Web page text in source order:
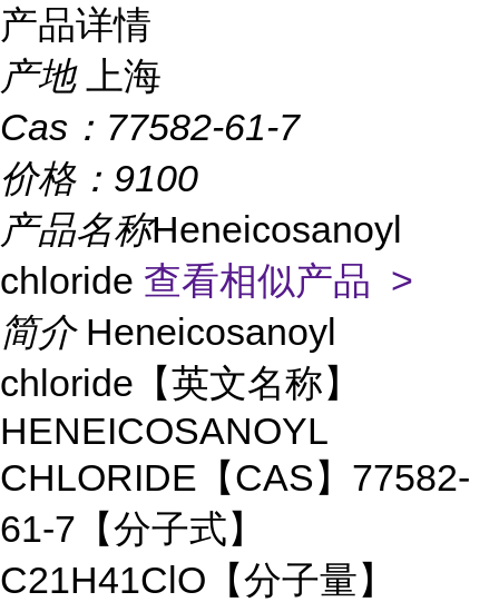
产品详情
产地
上海
Cas： 77582-61-7
价格： 9100
产品名称Heneicosanoyl
chloride 查看相似产品 >
简介 Heneicosanoyl
chloride【英文名称】
HENEICOSANOYL
CHLORIDE【CAS】77582-
61-7【分子式】
C21H41ClO【分子量】